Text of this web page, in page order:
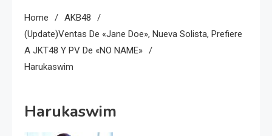
Home
AKB48
(Update)Ventas De «Jane Doe», Nueva Solista, Prefiere
A JKT48 Y PV De «NO NAME»
Harukaswim
Harukaswim